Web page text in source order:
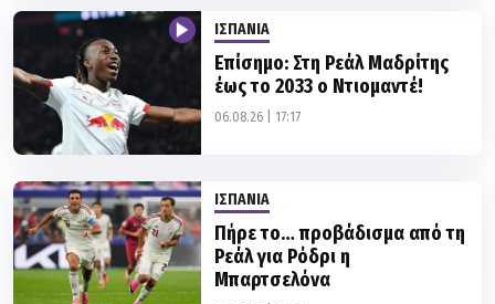
έως το 2033 ο Ντιομαντέ!
06.08.26 | 17:17
Ρεάλ για Ρόδρι η
Μπαρτσελόνα
06.08.26 | 11:47